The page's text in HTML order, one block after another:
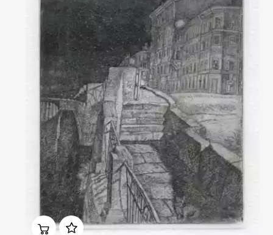
Домен: rakovgallery.ru